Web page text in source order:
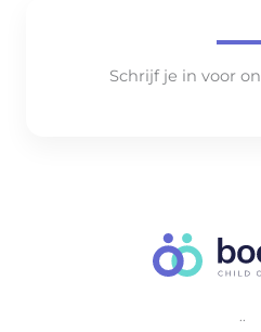
Schrijf je in voor
..